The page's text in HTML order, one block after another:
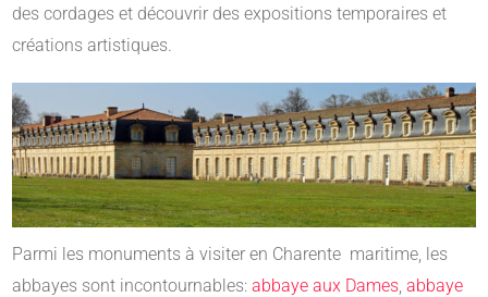
des cordages et découvrir des expositions temporaires et
créations artistiques.
Parmi les monuments à visiter en Charente maritime, les
abbayes sont incontournables: abbaye aux Dames abbaye